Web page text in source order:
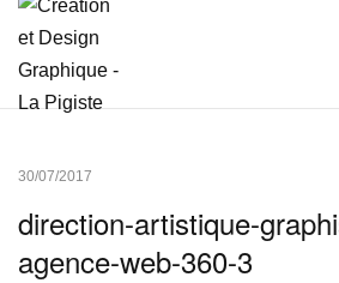
30/07/2017
direction-artistique-
agence-web-360-3